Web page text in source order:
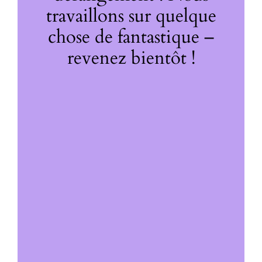
travaillons sur quelque
chose de fantastique –
revenez bientôt !